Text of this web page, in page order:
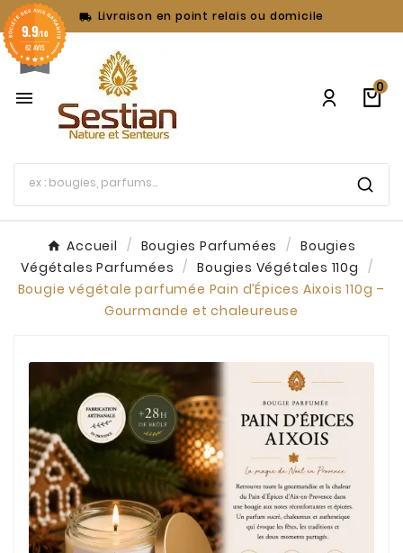
 Livraison en point relais ou domicile

0
Accueil Bougies Parfumées
Bougies
Végétales Parfumées
Bougies Végétales 110g
Bougie végétale parfumée Pain d’Épices Aixois 110g –
Gourmande et chaleureuse
9.9/10
62 AVIS